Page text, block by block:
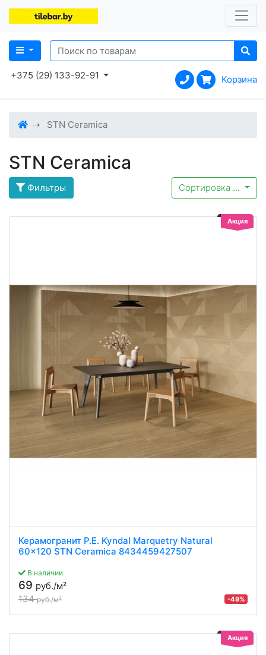
+375 (29) 133-92-91 Корзина
STN Ceramica
STN Ceramica
Фильтры Сортировка ...
Акция
Керамогранит P.E. Kyndal Marquetry Natural
60x120 STN Ceramica 8434459427507
В наличии
69 руб./м²
134руб./м² -49%
Акция